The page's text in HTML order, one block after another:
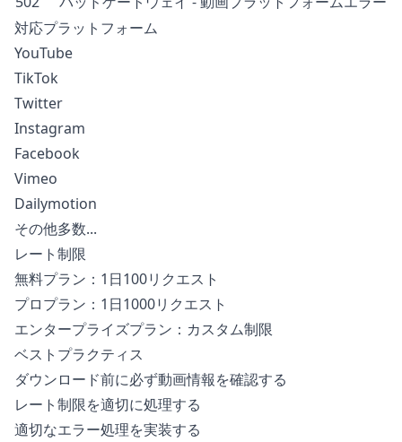
対応プラットフォーム
YouTube
TikTok
Twitter
Instagram
Facebook
Vimeo
Dailymotion
その他多数...
レート制限
無料プラン：1日100リクエスト
プロプラン：1日1000リクエスト
エンタープライズプラン：カスタム制限
ベストプラクティス
ダウンロード前に必ず動画情報を確認する
レート制限を適切に処理する
適切なエラー処理を実装する